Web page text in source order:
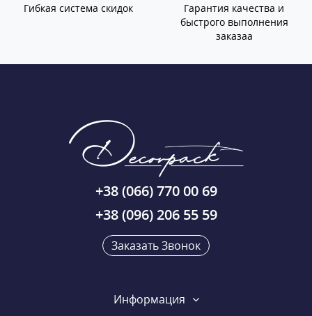
Гибкая система скидок
Гарантия качества и
быстрого выполнения
заказаа
+38 (066) 770 00 69
+38 (096) 206 55 59
Заказать Звонок
Информация